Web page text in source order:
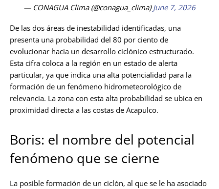
— CONAGUA Clima (@conagua_clima)June 7, 2026
De las dos áreas de inestabilidad identificadas, una
presenta una probabilidad del 80 por ciento de
evolucionar hacia un desarrollo ciclónico estructurado.
Esta cifra coloca a la región en un estado de alerta
particular, ya que indica una alta potencialidad para la
formación de un fenómeno hidrometeorológico de
relevancia. La zona con esta alta probabilidad se ubica en
proximidad directa a las costas de Acapulco.
Boris: el nombre del potencial
fenómeno que se cierne
La posible formación de un ciclón, al que se le ha asociado